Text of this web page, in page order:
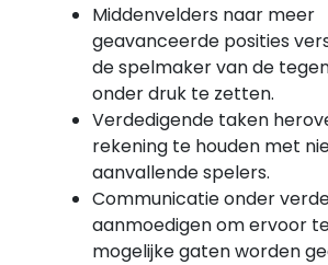
Middenvelders naar meer
geavanceerde posities
de spelmaker van de
onder druk te zetten.
Verdedigende taken
rekening te houden met
aanvallende spelers.
Communicatie onder
aanmoedigen om ervoor
mogelijke gaten worden